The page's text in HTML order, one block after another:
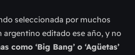
seleccionada por muchos
argentino editado ese año, y no
como ‘Big Bang’ o ‘Agüetas’